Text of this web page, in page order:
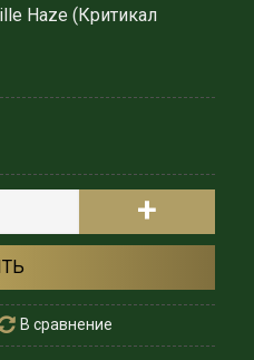
Haze (Критикал
+
В сравнение